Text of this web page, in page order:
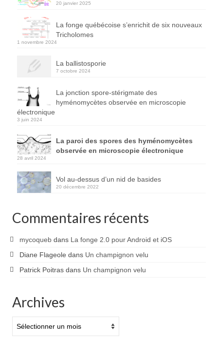
20 janvier 2025
La fonge québécoise s’enrichit de six nouveaux
Tricholomes
1 novembre 2024
La ballistosporie
7 octobre 2024
La jonction spore-stérigmate des
hyménomycètes observée en microscopie
électronique
3 juin 2024
La paroi des spores des hyménomycètes
observée en microscopie électronique
28 avril 2024
Vol au-dessus d’un nid de basides
20 décembre 2022
Commentaires récents
mycoqueb dans La fonge 2.0 pour Android et iOS
Diane Flageole dans Un champignon velu
Patrick Poitras dans Un champignon velu
Archives